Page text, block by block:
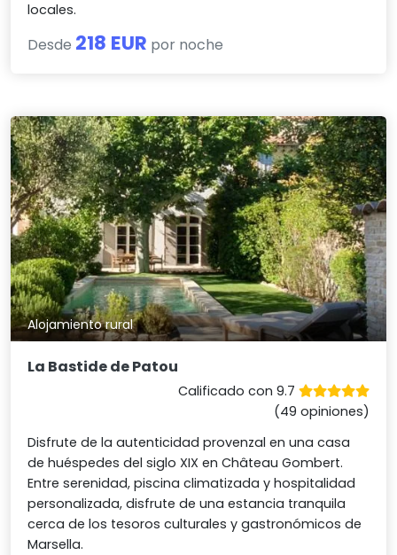
locales.
Desde 218 EUR por noche
Alojamiento rural
La Bastide de Patou
Calificado con 9.7
(49 opiniones)
Disfrute de la autenticidad provenzal en una casa
de huéspedes del siglo XIX en Château Gombert.
Entre serenidad, piscina climatizada y hospitalidad
personalizada, disfrute de una estancia tranquila
cerca de los tesoros culturales y gastronómicos de
Marsella.